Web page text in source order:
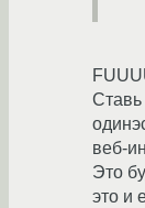
Ставь
веб-
Это
это и